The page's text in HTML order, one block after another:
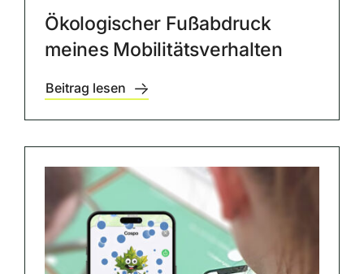
Ökologischer Fußabdruck
meines Mobilitätsverhalten
Beitrag lesen